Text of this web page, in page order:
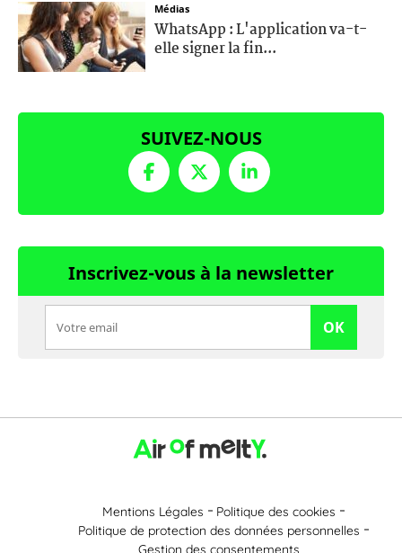
Médias
WhatsApp : L'application va-t-
elle signer la fin...
SUIVEZ-NOUS
Inscrivez-vous à la newsletter
OK
Mentions Légales
Politique des cookies
Politique de protection des données personnelles
Gestion des consentements